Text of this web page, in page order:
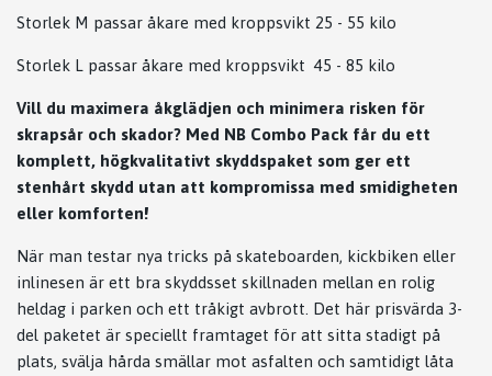
Storlek M passar åkare med kroppsvikt 25 - 55 kilo
Storlek L passar åkare med kroppsvikt 45 - 85 kilo
Vill du maximera åkglädjen och minimera risken för
skrapsår och skador? Med NB Combo Pack får du ett
komplett, högkvalitativt skyddspaket som ger ett
stenhårt skydd utan att kompromissa med smidigheten
eller komforten!
När man testar nya tricks på skateboarden, kickbiken eller
inlinesen är ett bra skyddsset skillnaden mellan en rolig
heldag i parken och ett tråkigt avbrott. Det här prisvärda 3-
del paketet är speciellt framtaget för att sitta stadigt på
plats, svälja hårda smällar mot asfalten och samtidigt låta